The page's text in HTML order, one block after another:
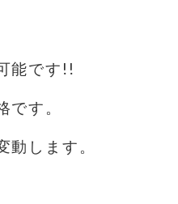
能です!!
す。
します。